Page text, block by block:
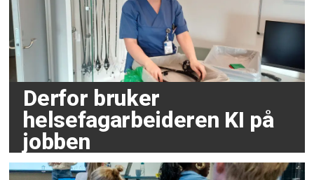
Derfor bruker
helsefagarbeideren KI på
jobben